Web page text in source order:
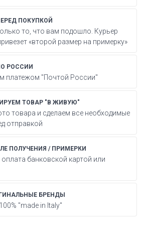
ПОКУПКОЙ
то, что вам подошло. Курьер
«второй размер на примерку»
РОССИИ
платежом "Почтой России"
ТОВАР "В ЖИВУЮ"
товара и сделаем все необходимые
отправкой
ПОЛУЧЕНИЯ / ПРИМЕРКИ
банковской картой или
БРЕНДЫ
"made in Italy"